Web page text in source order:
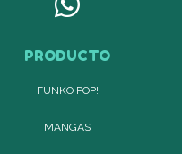
PRODUCTO
FUNKO POP!
MANGAS